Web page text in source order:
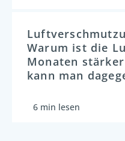
Warum ist die
Monaten
kann man
6 min lesen